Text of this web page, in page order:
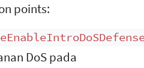
points:
DoS pada